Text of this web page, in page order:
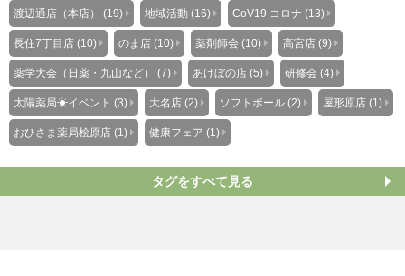
渡辺通店（本店） (19) 地域活動 (16) CoV19 コロナ (13)
長住7丁目店 (10) のま店 (10) 薬剤師会 (10) 高宮店 (9)
薬学大会（日薬・九山など） (7) あけぼの店 (5) 研修会 (4)
太陽薬局☀イベント (3) 大名店 (2) ソフトボール (2) 屋形原店 (1)
おひさま薬局桧原店 (1) 健康フェア (1)
タグをすべて見る